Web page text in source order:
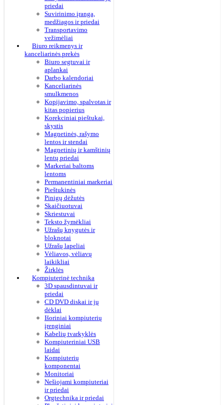
priedai
Suvirinimo įranga,
medžiagos ir priedai
Transportavimo
vežimėliai
Biuro reikmenys ir
kanceliarinės prekės
Biuro segtuvai ir
aplankai
Darbo kalendoriai
Kanceliarinės
smulkmenos
Kopijavimo, spalvotas ir
kitas popierius
Korekciniai pieštukai,
skystis
Magnetinės, rašymo
lentos ir stendai
Magnetinių ir kamštinių
lentų priedai
Markeriai baltoms
lentoms
Permanentiniai markeriai
Pieštukinės
Pinigų dėžutės
Skaičiuotuvai
Skriestuvai
Teksto žymėkliai
Užrašų knygutės ir
bloknotai
Užrašų lapeliai
Vėliavos, vėliavų
laikikliai
Žirklės
Kompiuterinė technika
3D spausdintuvai ir
priedai
CD DVD diskai ir jų
dėklai
Išoriniai kompiuterių
įrenginiai
Kabelių tvarkyklės
Kompiuteriniai USB
laidai
Kompiuterių
komponentai
Monitoriai
Nešiojami kompiuteriai
ir priedai
Orgtechnika ir priedai